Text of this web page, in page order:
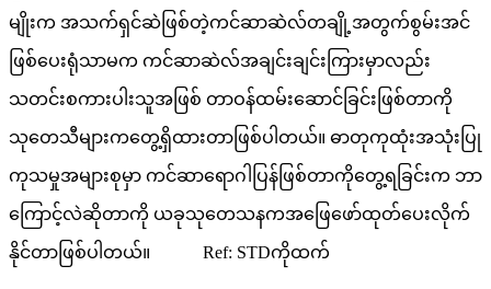
မျိုးက အသက်ရှင်ဆဲဖြစ်တဲ့ကင်ဆာဆဲလ်တချို့အတွက်စွမ်းအင်
ဖြစ်ပေးရုံသာမက ကင်ဆာဆဲလ်အချင်းချင်းကြားမှာလည်း
သတင်းစကားပါးသူအဖြစ် တာဝန်ထမ်းဆောင်ခြင်းဖြစ်တာကို
သုတေသီများကတွေ့ရှိထားတာဖြစ်ပါတယ်။ ဓာတုကုထုံးအသုံးပြု
ကုသမှုအများစုမှာ ကင်ဆာရောဂါပြန်ဖြစ်တာကိုတွေ့ရခြင်းက ဘာ
ကြောင့်လဲဆိုတာကို ယခုသုတေသနကအဖြေဖော်ထုတ်ပေးလိုက်
နိုင်တာဖြစ်ပါတယ်။ Ref: STDကိုထက်